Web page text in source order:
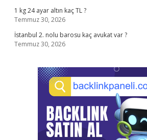
1 kg 24 ayar altın kaç TL ?
Temmuz 30, 2026
İstanbul 2. nolu barosu kaç avukat var ?
Temmuz 30, 2026